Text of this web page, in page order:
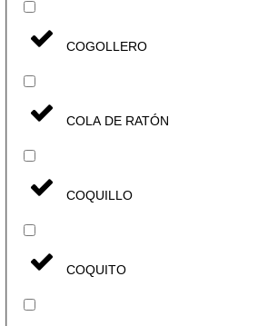
COGOLLERO
COLA DE RATÓN
COQUILLO
COQUITO